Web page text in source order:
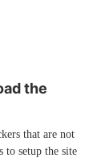
the
that are not
to setup the site